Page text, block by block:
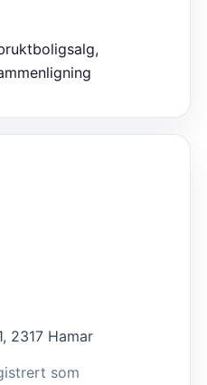
2317 Hamar
som